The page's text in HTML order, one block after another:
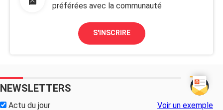
préférées avec la communauté
S'INSCRIRE
NEWSLETTERS
Actu du jour Voir un exemple